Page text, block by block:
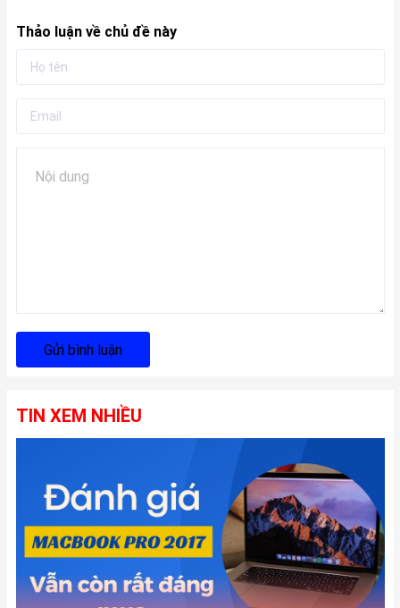
Thảo luận về chủ đề này
Gửi bình luận
TIN XEM NHIỀU